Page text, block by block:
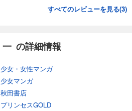
すべてのレビューを見る(3)
の詳細情報
少女・女性マンガ
少女マンガ
秋田書店
プリンセスGOLD